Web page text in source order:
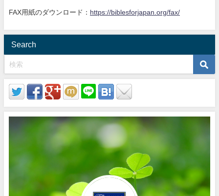
FAX用紙のダウンロード： https://biblesforjapan.org/fax/
Search